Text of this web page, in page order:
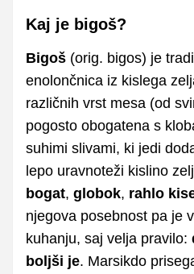
Kaj je bigoš?
Bigoš (orig. bigos) je
enolončnica iz kislega
različnih vrst mesa (od
pogosto obogatena s
suhimi slivami, ki jedi
lepo uravnoteži kislino
bogat, globok, rahlo
njegova posebnost pa je
kuhanju, saj velja pravilo:
boljši je. Marsikdo